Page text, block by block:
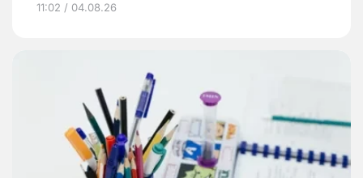
11:02 / 04.08.26